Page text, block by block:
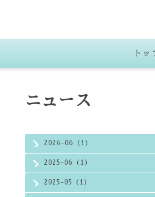
トッ
2026-06（1）
2025-06（1）
2025-05（1）
ニュース